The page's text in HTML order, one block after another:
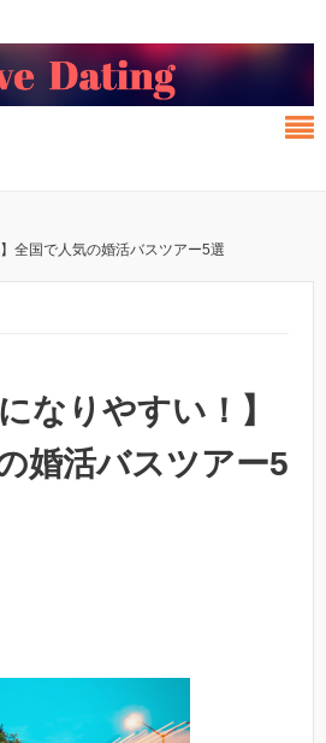
全国で人気の婚活バスツアー5選
なりやすい！】
婚活バスツアー5